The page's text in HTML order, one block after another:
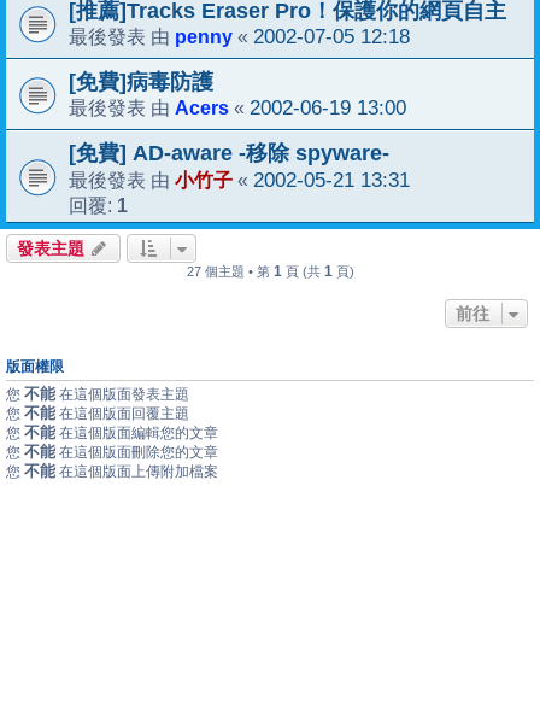
[推薦]Tracks Eraser Pro！保護你的網頁自主
最後發表 由 penny « 2002-07-05 12:18
[免費]病毒防護
最後發表 由 Acers « 2002-06-19 13:00
[免費] AD-aware -移除 spyware-
最後發表 由 小竹子 « 2002-05-21 13:31
回覆: 1
發表主題
27 個主題 • 第 1 頁 (共 1 頁)
前往
版面權限
您 不能 在這個版面發表主題
您 不能 在這個版面回覆主題
您 不能 在這個版面編輯您的文章
您 不能 在這個版面刪除您的文章
您 不能 在這個版面上傳附加檔案